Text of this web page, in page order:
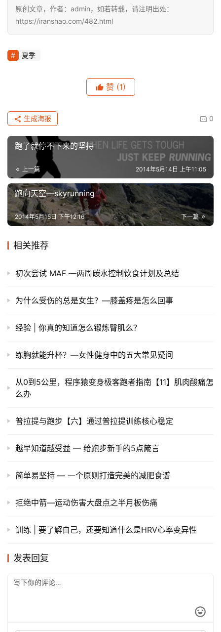
户
选
运
动
集
原创文章，作者：admin，如若转载，请注明出处：
https://iranshao.com/482.html
夏季
赞 (1)
0
生成海报
跑了就停不下来的坚持
上一篇 2014年5月14日 上午11:05
跑向天空—skyrunning
下一篇
2014年5月15日 下午12:16
相关推荐
初次尝试 MAF —两周碳水控制饮食计划及总结
为什么受伤的总是女生？—膝盖疼是怎么回事
经验 | 你真的知道怎么锻炼臀肌么？
练胸就能升杯？—女性健身中的五大常见疑问
从0到5公里，程序猿变身极客跑者指南【11】肌肉酸痛怎
么办
普拉提与跑步【六】通过普拉提训练核心稳定
越早知道越受益 — 给跑步新手的5点箴言
简单易坚持 — 一个原则打造完美的减肥食谱
拒绝中箭—运动伤害大盘点之半月板伤痛
训练 | 要了解自己，还要知道什么是HRV心率变异性
发表回复